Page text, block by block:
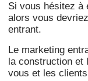
Si vous hésitez à
alors vous
entrant.
Le marketing
la construction et
vous et les